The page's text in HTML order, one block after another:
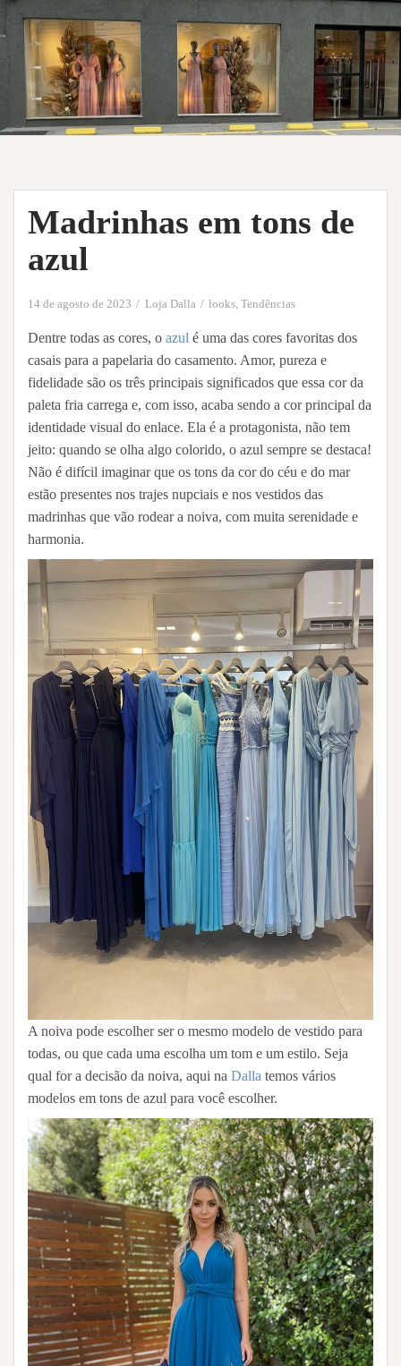
Madrinhas em tons de
azul
14 de agosto de 2023 Loja Dalla looks Tendências
Dentre todas as cores, o azul é uma das cores favoritas dos
casais para a papelaria do casamento. Amor, pureza e
fidelidade são os três principais significados que essa cor da
paleta fria carrega e, com isso, acaba sendo a cor principal da
identidade visual do enlace. Ela é a protagonista, não tem
jeito: quando se olha algo colorido, o azul sempre se destaca!
Não é difícil imaginar que os tons da cor do céu e do mar
estão presentes nos trajes nupciais e nos vestidos das
madrinhas que vão rodear a noiva, com muita serenidade e
harmonia.
A noiva pode escolher ser o mesmo modelo de vestido para
todas, ou que cada uma escolha um tom e um estilo. Seja
qual for a decisão da noiva, aqui na Dalla temos vários
modelos em tons de azul para você escolher.